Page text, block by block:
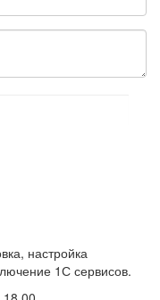
данных
настройка
1С сервисов.